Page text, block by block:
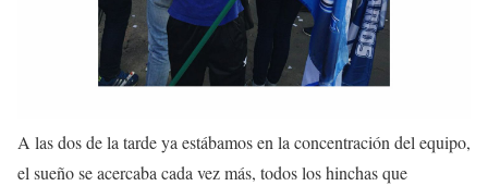
A las dos de la tarde ya estábamos en la concentración del equipo,
el sueño se acercaba cada vez más, todos los hinchas que